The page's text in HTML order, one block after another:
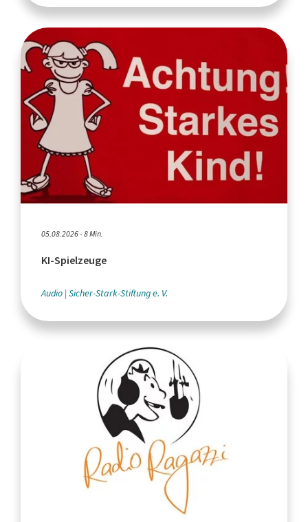
05.08.2026 - 8 Min.
KI-Spielzeuge
Audio Sicher-Stark-Stiftung e. V.